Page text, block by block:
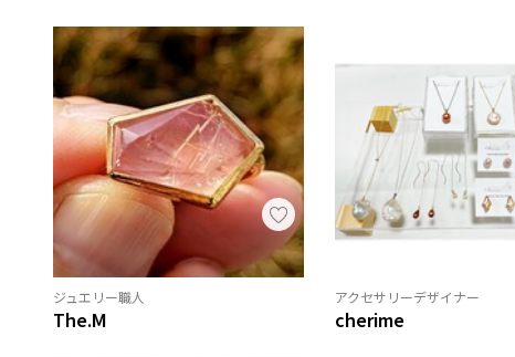
ジュエリー職人
The.M
アクセサリーデザイナー
cherime